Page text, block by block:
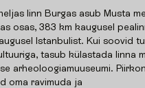
linn Burgas asub Musta
osas, 383 km kaugusel
Istanbulist. Kui soovid
tasub külastada linna
arheoloogiamuuseumi.
oma ravimuda ja